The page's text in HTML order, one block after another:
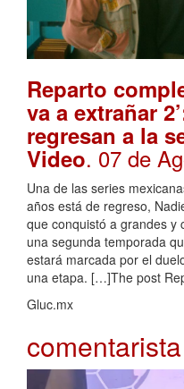
Reparto
va a extrañar
regresan a la
Video. 07 de
Una de las series
años está de regreso,
que conquistó a grandes y
una segunda temporada
estará marcada por el
una etapa. […]The post
Gluc.mx
comentarista